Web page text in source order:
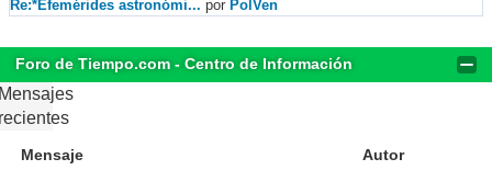
Re:*Efemérides astronómi... por PolVen
Foro de Tiempo.com - Centro de Información
Mensaje Autor